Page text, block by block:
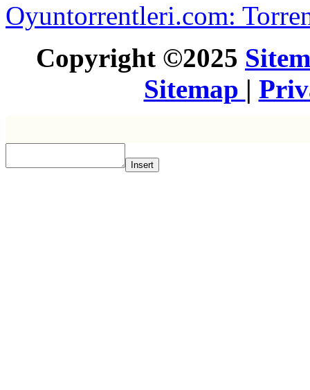
Oyuntorrentleri.com:
Copyright ©2025
Sitemap |
Insert